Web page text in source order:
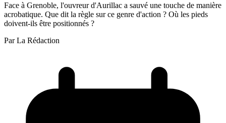
Face à Grenoble, l'ouvreur d'Aurillac a sauvé une touche de manière
acrobatique. Que dit la règle sur ce genre d'action ? Où les pieds
doivent-ils être positionnés ?
Par La Rédaction